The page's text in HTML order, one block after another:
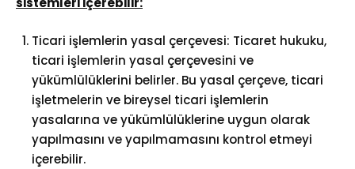
Ticari işlemlerin yasal çerçevesi: Ticaret hukuku,
ticari işlemlerin yasal çerçevesini ve
yükümlülüklerini belirler. Bu yasal çerçeve, ticari
işletmelerin ve bireysel ticari işlemlerin
yasalarına ve yükümlülüklerine uygun olarak
yapılmasını ve yapılmamasını kontrol etmeyi
içerebilir.